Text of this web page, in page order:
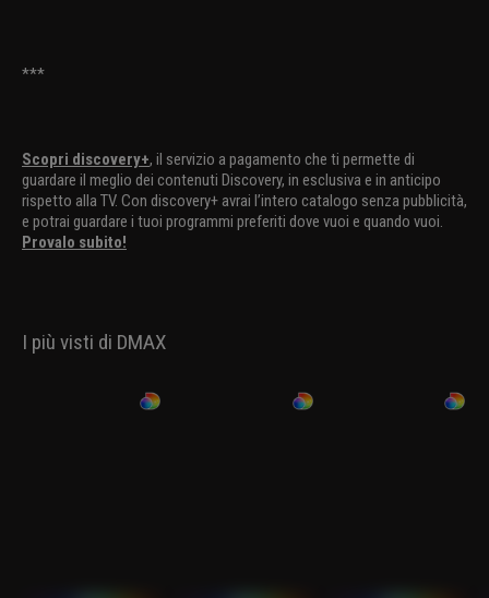
***
Scopri discovery+, il servizio a pagamento che ti permette di
guardare il meglio dei contenuti Discovery, in esclusiva e in anticipo
rispetto alla TV. Con discovery+ avrai l’intero catalogo senza pubblicità,
e potrai guardare i tuoi programmi preferiti dove vuoi e quando vuoi.
Provalo subito!
I più visti di DMAX